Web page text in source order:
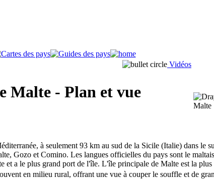
Vidéos
Malte - Plan et vue
à seulement 93 km au sud de la Sicile (Italie) dans le
Gozo et Comino. Les langues officielles du pays sont le
et a le plus grand port de l'île. L'île principale de Malte est la plus
en milieu rural, offrant une vue à couper le souffle et de